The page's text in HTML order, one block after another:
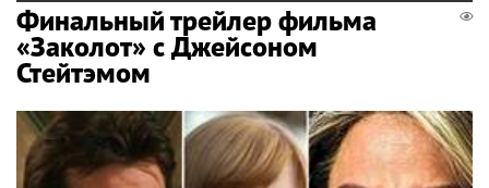
Финальный трейлер фильма
«Заколот» с Джейсоном
Стейтэмом